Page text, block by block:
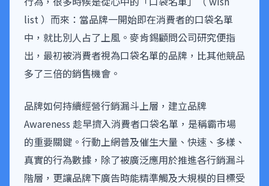
list ）而來：當品牌一開始即在消費者的口袋名單
中，就比別人占了上風。麥肯錫顧問公司研究便指
出，最初被消費者視為口袋名單的品牌，比其他競品
多了三倍的銷售機會。
品牌如何持續經營行銷漏斗上層，建立品牌
Awareness 趁早擠入消費者口袋名單，是稱霸市場
的重要關鍵。行動上網普及催生大量、快速、多樣、
真實的行為數據，除了被廣泛應用於推進各行銷漏斗
階層，更讓品牌下廣告時能精準觸及大規模的目標受